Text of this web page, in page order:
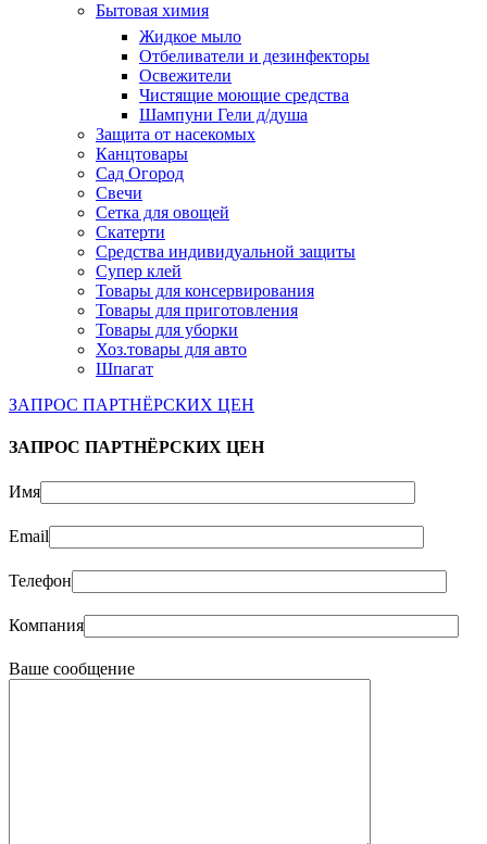
Бытовая химия
Жидкое мыло
Отбеливатели и дезинфекторы
Освежители
Чистящие моющие средства
Шампуни Гели д/душа
Защита от насекомых
Канцтовары
Сад Огород
Свечи
Сетка для овощей
Скатерти
Средства индивидуальной защиты
Супер клей
Товары для консервирования
Товары для приготовления
Товары для уборки
Хоз.товары для авто
Шпагат
ЗАПРОС ПАРТНЁРСКИХ ЦЕН
ЗАПРОС ПАРТНЁРСКИХ ЦЕН
Имя
Email
Телефон
Компания
Ваше сообщение